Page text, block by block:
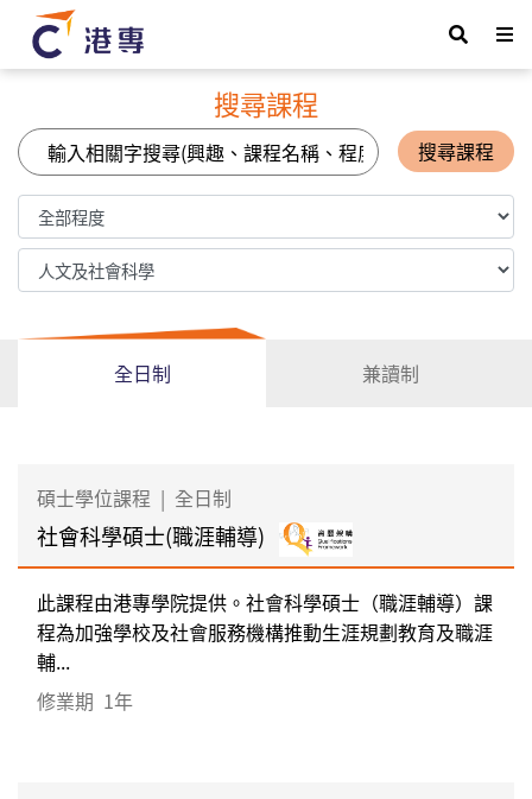
搜尋課程
搜尋課程
全日制 兼讀制
碩士學位課程 | 全日制
社會科學碩士(職涯輔導)
此課程由港專學院提供。社會科學碩士（職涯輔導）課
程為加強學校及社會服務機構推動生涯規劃教育及職涯
輔...
修業期 1年